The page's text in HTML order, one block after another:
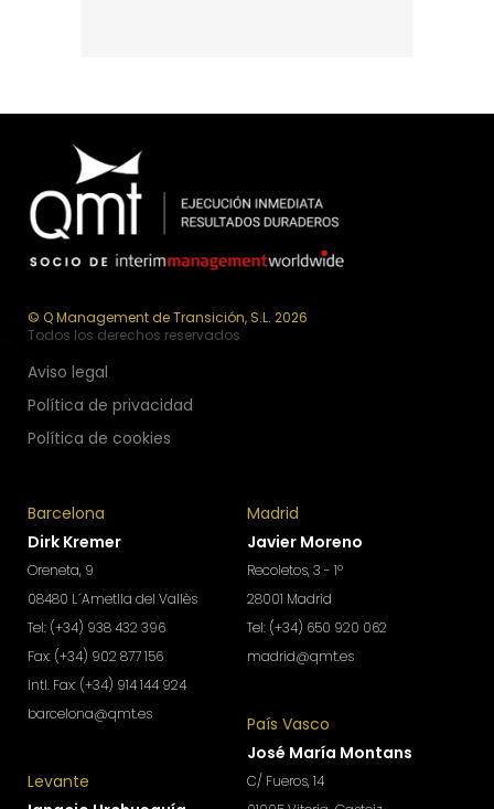
© Q Management de Transición, S.L. 2026
Todos los derechos reservados
Aviso legal
Política de privacidad
Política de cookies
Barcelona
Dirk Kremer
Oreneta, 9
08480 L´Ametlla del Vallès
Tel: (+34) 938 432 396
Fax: (+34) 902 877 156
Intl. Fax: (+34) 914 144 924
barcelona@qmt.es
Levante
Madrid
Javier Moreno
Recoletos, 3 - 1º
28001 Madrid
Tel: (+34) 650 920 062
madrid@qmt.es
País Vasco
José María Montans
C/ Fueros, 14